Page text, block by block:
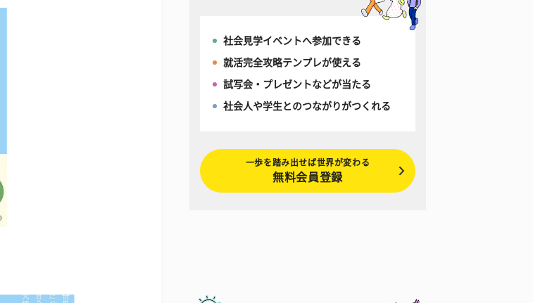
社会見学イベントへ参加できる
就活完全攻略テンプレが使える
試写会・プレゼントなどが当たる
社会人や学生とのつながりがつくれる
一歩を踏み出せば世界が変わる
無料会員登録